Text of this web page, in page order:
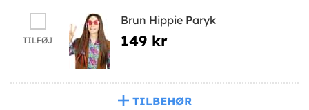
TILFØJ
Brun Hippie Paryk
149 kr
TILBEHØR